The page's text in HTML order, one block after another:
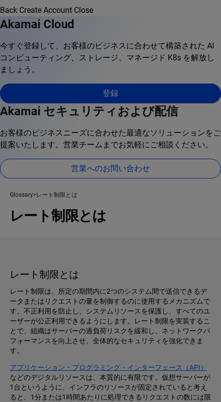
Back Create Account Close
Akamai Cloud
今すぐ登録して、お客様のビジネスに合わせて構築された AI
コンピューティング、ストレージ、マネージド K8s を解放し
ましょう。
登録
Akamai セキュリティおよび配信
お客様のビジネスニーズに合わせた最適なソリューションをご
提案いたします。営業チームまでお気軽にご相談ください。
営業へのお問い合わせ
Glossary レート制限とは
レート制限とは
レート制限とは
レート制限は、所定の期間内に2つのシステム間で送信できるデ
ータまたはリクエストの量を制御するのに使用するメカニズムで
す。不正利用を防止し、システムリソースを保護し、すべてのユ
ーザーが公正利用できるようにします。レート制限を実装するこ
とで、組織はサーバーの過負荷リスクを緩和し、ネットワークパ
フォーマンスを向上させ、全体的なセキュリティを強化できま
す。
アプリケーション・プログラミング・インターフェース（API）
などのデジタルリソースは、本質的に有限です。仮想サーバーが
1台というように、インフラのリソースが固定されていると考え
ると、1分または1時間あたりに処理できるリクエストの数には限